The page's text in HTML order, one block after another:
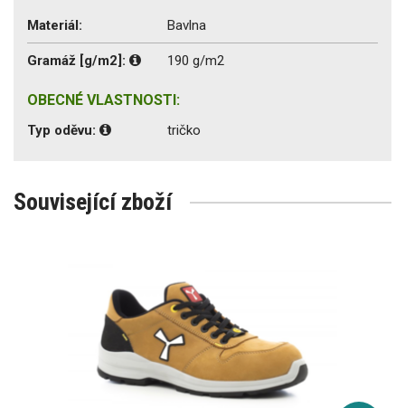
Materiál: Bavlna
Gramáž [g/m2]: 190 g/m2
OBECNÉ VLASTNOSTI:
Typ oděvu: tričko
Související zboží